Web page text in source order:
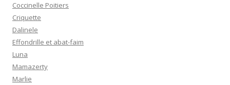
Coccinelle Poitiers
Criquette
Dalinele
Effondrille et abat-faim
Luna
Mamazerty
Marlie